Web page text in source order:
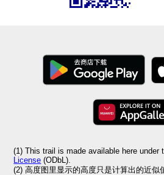
(1) This trail is made available here under
License (ODbL).
(2) 高度图里显示的高度只是计算出的近似